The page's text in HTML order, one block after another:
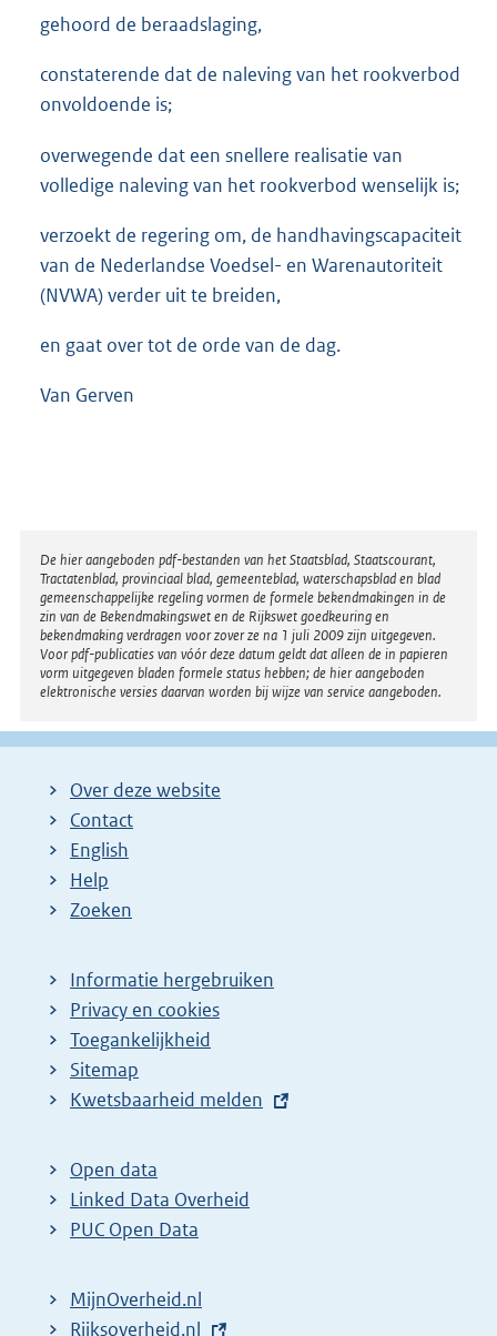
gehoord de beraadslaging,
constaterende dat de naleving van het rookverbod
onvoldoende is;
overwegende dat een snellere realisatie van
volledige naleving van het rookverbod wenselijk is;
verzoekt de regering om, de handhavingscapaciteit
van de Nederlandse Voedsel- en Warenautoriteit
(NVWA) verder uit te breiden,
en gaat over tot de orde van de dag.
Van Gerven
Disclaimer
De hier aangeboden pdf-bestanden van het Staatsblad, Staatscourant,
Tractatenblad, provinciaal blad, gemeenteblad, waterschapsblad en blad
gemeenschappelijke regeling vormen de formele bekendmakingen in de
zin van de Bekendmakingswet en de Rijkswet goedkeuring en
bekendmaking verdragen voor zover ze na 1 juli 2009 zijn uitgegeven.
Voor pdf-publicaties van vóór deze datum geldt dat alleen de in papieren
vorm uitgegeven bladen formele status hebben; de hier aangeboden
elektronische versies daarvan worden bij wijze van service aangeboden.
Over deze website
Contact
English
Help
Zoeken
Informatie hergebruiken
Privacy en cookies
Toegankelijkheid
Sitemap
E
t
e
r
l
Kwetsbaarheid melden
Open data
Linked Data Overheid
PUC Open Data
MijnOverheid.nl
E
Rijksoverheid.nl